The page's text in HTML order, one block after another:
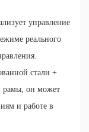
управление
реального
стали +
рамы, он может
и работе в